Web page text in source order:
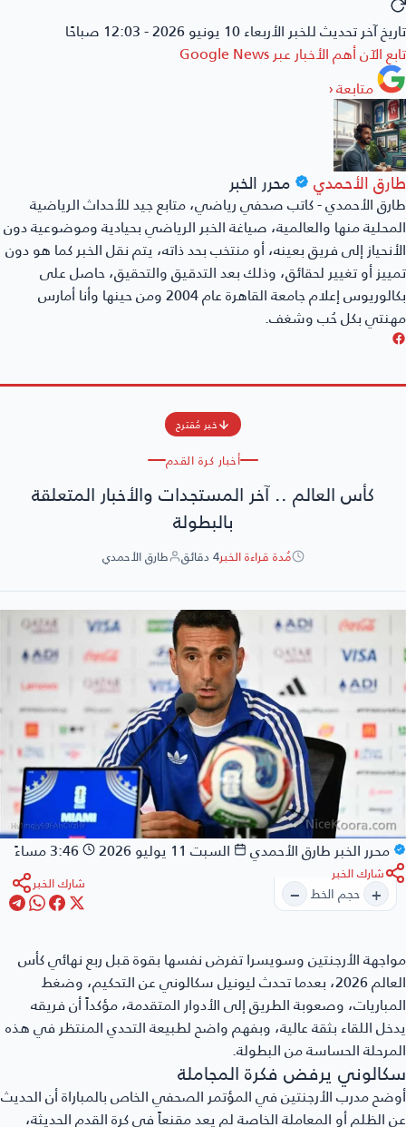
آخر تحديث للخبرالأربعاء 10 يونيو 2026 - 12:03 صباحًا
الآن أهم الأخبار عبرGoogle News
متابعة‹
الأحمدي محرر الخبر
الأحمدي - كاتب صحفي رياضي، متابع جيد للأحداث الرياضية
منها والعالمية، صياغة الخبر الرياضي بحيادية وموضوعية دون
إلى فريق بعينه، أو منتخب بحد ذاته، يتم نقل الخبر كما هو دون
أو تغيير لحقائق، وذلك بعد التدقيق والتحقيق، حاصل على
بكالوريوس إعلام جامعة القاهرة عام 2004 ومن حينها وأنا أمارس
بكل حُب وشغف.
خبر مُقترح
أخبار كرة القدم
كأس العالم .. آخر المستجدات والأخبار المتعلقة
بالبطولة
مُدة قراءة الخبر4 دقائق طارق الأحمدي
محرر الخبرطارق الأحمدي السبت 11 يوليو 2026 3:46 مساءً
شارك الخبر
+ حجم الخط − شارك الخبر
الأرجنتين وسويسراتفرض نفسها بقوة قبل ربع نهائي كأس
العالم 2026، بعدما تحدث ليونيل سكالوني عن التحكيم، وضغط
وصعوبة الطريق إلى الأدوار المتقدمة، مؤكداً أن فريقه
اللقاء بثقة عالية، وبفهم واضح لطبيعة التحدي المنتظر في هذه
الحساسة من البطولة.
يرفض فكرة المجاملة
مدرب الأرجنتين في المؤتمر الصحفي الخاص بالمباراة أن الحديث
الظلم أو المعاملة الخاصة لم يعد مقنعاً في كرة القدم الحديثة،